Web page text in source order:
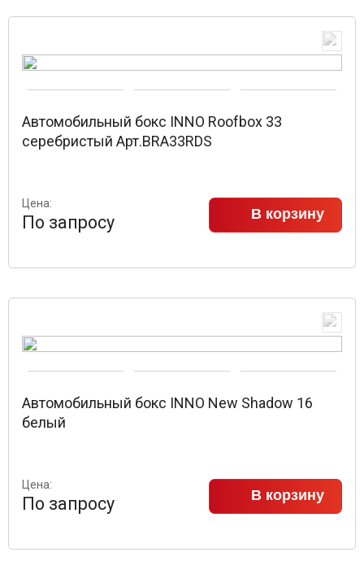
Автомобильный бокс INNO Roofbox 33
серебристый Арт.BRA33RDS
Цена:
По запросу В корзину
Автомобильный бокс INNO New Shadow 16
белый
Цена:
По запросу В корзину